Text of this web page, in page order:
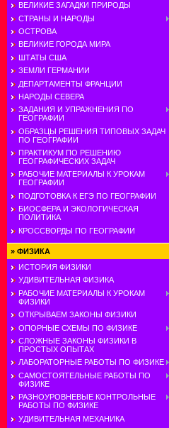
ВЕЛИКИЕ ЗАГАДКИ ПРИРОДЫ
СТРАНЫ И НАРОДЫ
ОСТРОВА
ВЕЛИКИЕ ГОРОДА МИРА
ШТАТЫ США
ЗЕМЛИ ГЕРМАНИИ
ДЕПАРТАМЕНТЫ ФРАНЦИИ
НАРОДЫ СЕВЕРА
ЗАДАНИЯ И УПРАЖНЕНИЯ ПО
ГЕОГРАФИИ
ОБРАЗЦЫ РЕШЕНИЯ ТИПОВЫХ ЗАДАЧ
ПО ГЕОГРАФИИ
ПРАКТИКУМ ПО РЕШЕНИЮ
ГЕОГРАФИЧЕСКИХ ЗАДАЧ
РАБОЧИЕ МАТЕРИАЛЫ К УРОКАМ
ГЕОГРАФИИ
ПОДГОТОВКА К ЕГЭ ПО ГЕОГРАФИИ
БИОСФЕРА И ЭКОЛОГИЧЕСКАЯ
ПОЛИТИКА
КРОССВОРДЫ ПО ГЕОГРАФИИ
» ФИЗИКА
ИСТОРИЯ ФИЗИКИ
УДИВИТЕЛЬНАЯ ФИЗИКА
РАБОЧИЕ МАТЕРИАЛЫ К УРОКАМ
ФИЗИКИ
ОТКРЫВАЕМ ЗАКОНЫ ФИЗИКИ
ОПОРНЫЕ СХЕМЫ ПО ФИЗИКЕ
СЛОЖНЫЕ ЗАКОНЫ ФИЗИКИ В
ПРОСТЫХ ОПЫТАХ
ЛАБОРАТОРНЫЕ РАБОТЫ ПО ФИЗИКЕ
САМОСТОЯТЕЛЬНЫЕ РАБОТЫ ПО
ФИЗИКЕ
РАЗНОУРОВНЕВЫЕ КОНТРОЛЬНЫЕ
РАБОТЫ ПО ФИЗИКЕ
УДИВИТЕЛЬНАЯ МЕХАНИКА